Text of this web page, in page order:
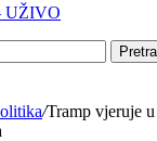
UŽIVO
/Tramp vjeruje